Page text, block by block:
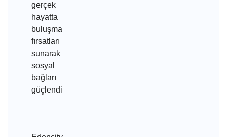
gerçek
hayatta
buluşma
fırsatları
sunarak
sosyal
bağları
güçlendirir.